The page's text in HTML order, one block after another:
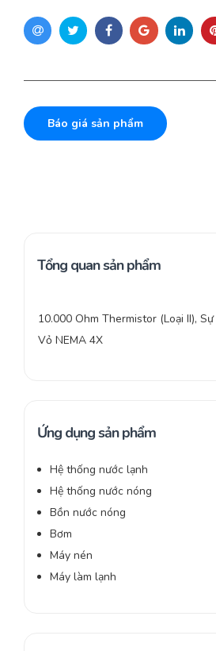
Báo giá sản phẩm
Tổng quan sản phẩm
10.000 Ohm Thermistor (Loại II),
Vỏ NEMA 4X
Ứng dụng sản phẩm
Hệ thống nước lạnh
Hệ thống nước nóng
Bồn nước nóng
Bơm
Máy nén
Máy làm lạnh